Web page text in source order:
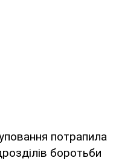
потрапила
боротьби